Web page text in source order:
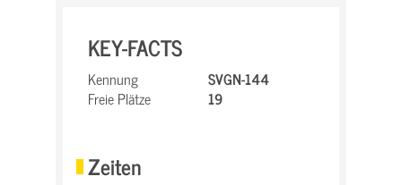
KEY-FACTS
Kennung
SVGN-144
Freie Plätze
19
Zeiten